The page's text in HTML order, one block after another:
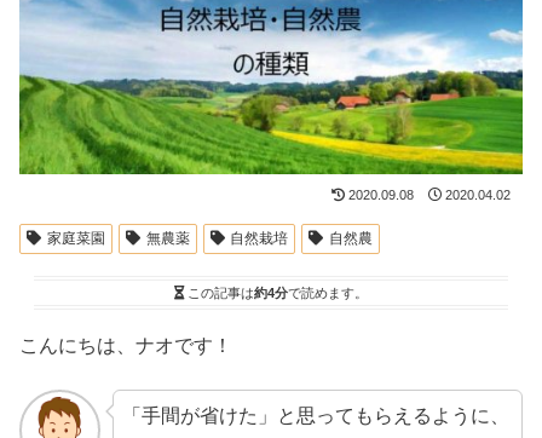
2020.09.08 2020.04.02
家庭菜園 無農薬 自然栽培 自然農
この記事は約4分で読めます。
こんにちは、ナオです！
「手間が省けた」と思ってもらえるように、